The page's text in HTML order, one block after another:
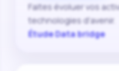
Faites évoluer vos
technologies d'avenir.
Étude Data bridge